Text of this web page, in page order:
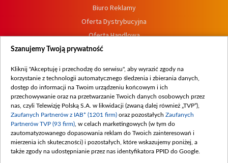
Biuro Reklamy
Oferta Dystrybucyjna
Oferta Handlowa
Dostępność
Procedura zgłoszeń wewnętrznych
Szanujemy Twoją prywatność
Kliknij "Akceptuję i przechodzę do serwisu", aby wyrazić zgody na
korzystanie z technologii automatycznego śledzenia i zbierania danych,
dostęp do informacji na Twoim urządzeniu końcowym i ich
przechowywanie oraz na przetwarzanie Twoich danych osobowych przez
nas, czyli Telewizję Polską S.A. w likwidacji (zwaną dalej również „TVP”),
Zaufanych Partnerów z IAB* (1201 firm) oraz pozostałych Zaufanych
Partnerów TVP (93 firm) , w celach marketingowych (w tym do
zautomatyzowanego dopasowania reklam do Twoich zainteresowań i
mierzenia ich skuteczności) i pozostałych, które wskazujemy poniżej, a
także zgody na udostępnianie przez nas identyfikatora PPID do Google.